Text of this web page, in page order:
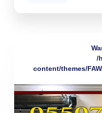
/
content/themes/